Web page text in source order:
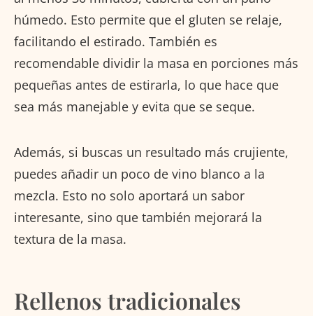
húmedo. Esto permite que el gluten se relaje,
facilitando el estirado. También es
recomendable dividir la masa en porciones más
pequeñas antes de estirarla, lo que hace que
sea más manejable y evita que se seque.
Además, si buscas un resultado más crujiente,
puedes añadir un poco de vino blanco a la
mezcla. Esto no solo aportará un sabor
interesante, sino que también mejorará la
textura de la masa.
Rellenos tradicionales